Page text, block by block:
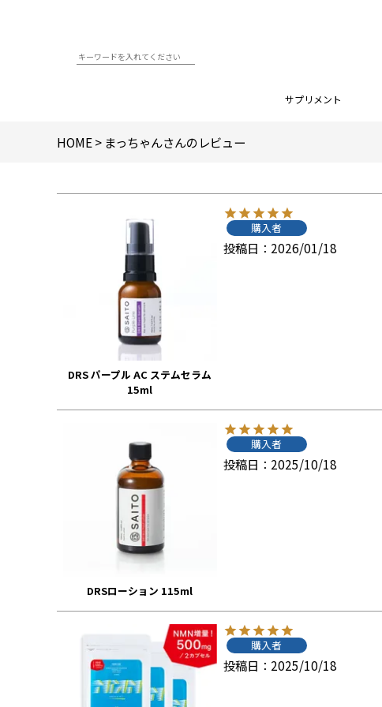
サプリメント
HOME まっちゃんさんのレビュー
DRS パープル AC ステムセラム
15ml
購入者
投稿日 2026/01/18
DRSローション 115ml
購入者
投稿日 2025/10/18
購入者
投稿日 2025/10/18